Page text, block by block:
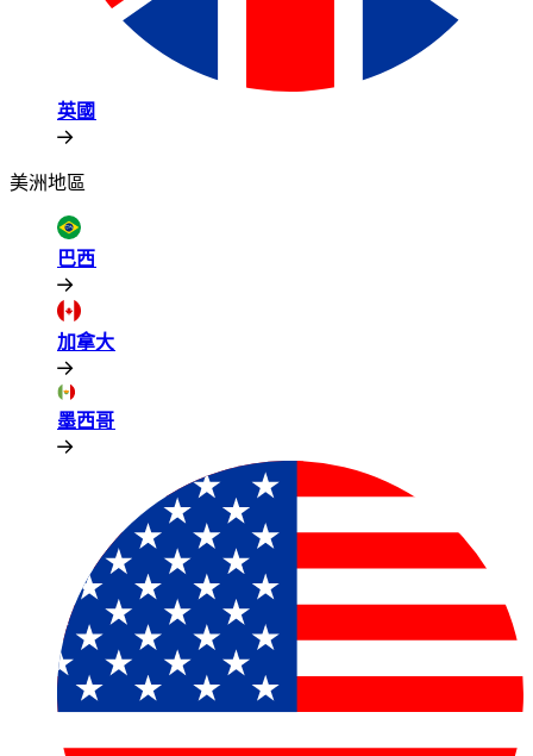
英國​​
美洲地區​​
巴西​​
加拿大​​
墨西哥​​